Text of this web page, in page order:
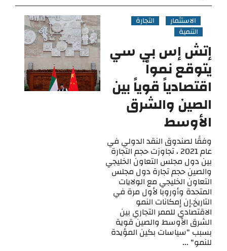
الاستثمار
التجارة
التنمية
إتش إس بي سي
يتوقع نمواً
اقتصادياً قوياً بين
الصين والشرق
الأوسط
وفقًا لصندوق النقد الدولي في
عام 2021 ، تجاوزت حجم التجارة
بين دول مجلس التعاون الخليجي
والصين حجم تجارة دول مجلس
التعاون الخليجي مع الولايات
المتحدة وأوروبا لأول مرة في
التاريخ.إن إمكانات النمو
الاقتصادي للممر التجاري بين
الشرق الأوسط والصين قوية
بسبب "سياسات بكين المؤيدة
للنمو" ...